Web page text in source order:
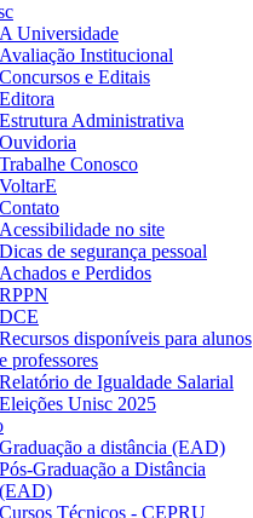
A Universidade
Avaliação Institucional
Concursos e Editais
Editora
Estrutura Administrativa
Ouvidoria
Trabalhe Conosco
VoltarE
Contato
Acessibilidade no site
Dicas de segurança pessoal
Achados e Perdidos
RPPN
DCE
Recursos disponíveis para alunos
e professores
Relatório de Igualdade Salarial
Eleições Unisc 2025
Graduação a distância (EAD)
Pós-Graduação a Distância
(EAD)
Cursos Técnicos - CEPRU